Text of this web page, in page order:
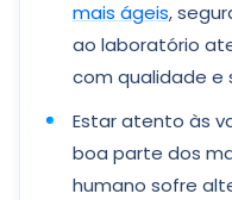
mais ágeis,
ao laboratório
com qualidade e
Estar atento às
boa parte dos
humano sofre